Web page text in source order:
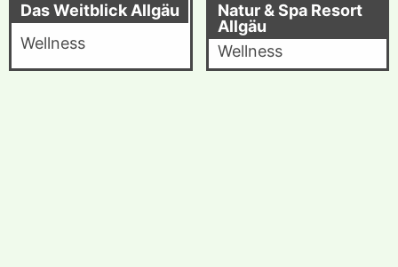
Das Weitblick Allgäu
Wellness
Natur & Spa Resort
Allgäu
Wellness